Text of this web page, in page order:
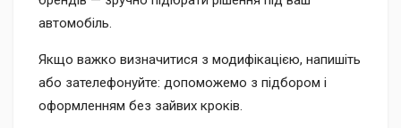
автомобіль.
Якщо важко визначитися з модифікацією, напишіть
або зателефонуйте: допоможемо з підбором і
оформленням без зайвих кроків.